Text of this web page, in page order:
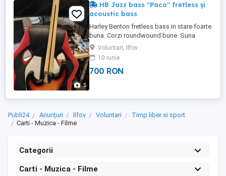
5
HB Jazz bass "Paco" fretless și
acoustic bass
Harley Benton fretless bass in stare foarte
buna. Corzi roundwound bune. Suna
incredibil de bine. Nu e Fender! Preț 700 lei
Harley Benton acoustic "Ovation" style
bass. Lipsește capac de la truss rod . In
rest e foarte bun. Și suna bine. Preț 700 lei
Voluntari, Ilfov
10 iunie
700 RON
Publi24 Anunțuri Ilfov Voluntari
Timp liber si sport
Carti - Muzica - Filme
Categorii
Carti - Muzica - Filme